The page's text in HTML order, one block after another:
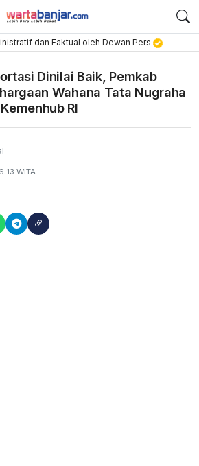
dan Faktual oleh Dewan Pers
Dinilai Baik, Pemkab
Wahana Tata Nugraha
RI
WITA